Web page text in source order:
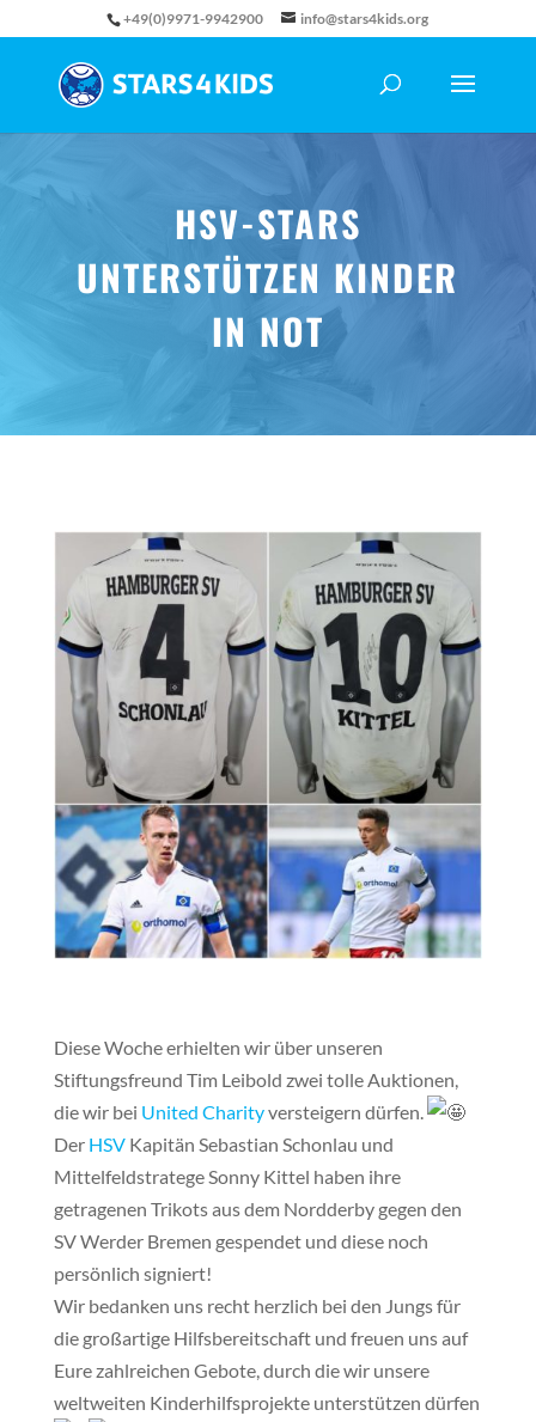
+49(0)9971-9942900 info@stars4kids.org
HSV-STARS
UNTERSTÜTZEN KINDER
IN NOT
Diese Woche erhielten wir über unseren
Stiftungsfreund Tim Leibold zwei tolle Auktionen,
die wir bei United Charityversteigern dürfen.
Der HSVKapitän Sebastian Schonlau und
Mittelfeldstratege Sonny Kittel haben ihre
getragenen Trikots aus dem Nordderby gegen den
SV Werder Bremen gespendet und diese noch
persönlich signiert!
Wir bedanken uns recht herzlich bei den Jungs für
die großartige Hilfsbereitschaft und freuen uns auf
Eure zahlreichen Gebote, durch die wir unsere
weltweiten Kinderhilfsprojekte unterstützen dürfen